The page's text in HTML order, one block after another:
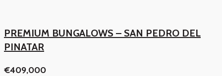
PREMIUM BUNGALOWS – SAN PEDRO DEL
PINATAR
€409,000